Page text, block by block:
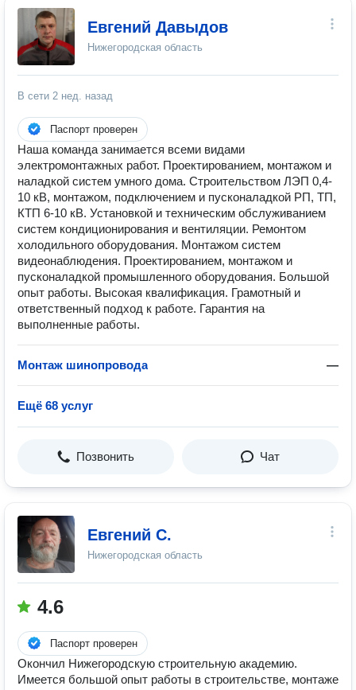
Евгений Давыдов
Нижегородская область
В сети 2 нед. назад
Паспорт проверен
Наша команда занимается всеми видами
электромонтажных работ. Проектированием, монтажом и
наладкой систем умного дома. Строительством ЛЭП 0,4-
10 кВ, монтажом, подключением и пусконаладкой РП, ТП,
КТП 6-10 кВ. Установкой и техническим обслуживанием
систем кондиционирования и вентиляции. Ремонтом
холодильного оборудования. Монтажом систем
видеонаблюдения. Проектированием, монтажом и
пусконаладкой промышленного оборудования. Большой
опыт работы. Высокая квалификация. Грамотный и
ответственный подход к работе. Гарантия на
выполненные работы.
Монтаж шинопровода —
Ещё 68 услуг
Позвонить Чат
Евгений С.
Нижегородская область
4.6
Паспорт проверен
Окончил Нижегородскую строительную академию.
Имеется большой опыт работы в строительстве, монтаже